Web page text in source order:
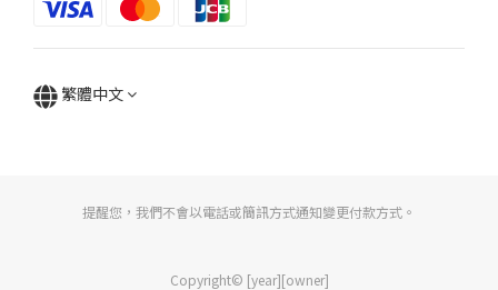
繁體中文
提醒您，我們不會以電話或簡訊方式通知變更付款方式。
Copyright© [year][owner]